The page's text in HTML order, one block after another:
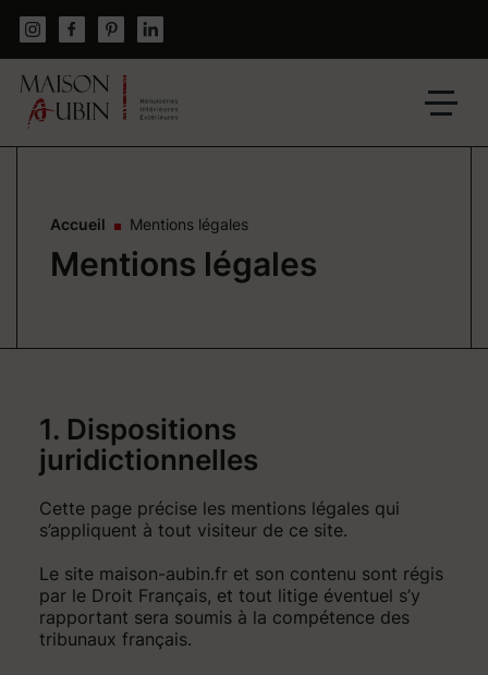
content
Un
Accueil Mentions légales
Mentions légales
1. Dispositions
juridictionnelles
Cette page précise les mentions légales qui
s’appliquent à tout visiteur de ce site.
Le site maison-aubin.fr et son contenu sont régis
par le Droit Français, et tout litige éventuel s’y
rapportant sera soumis à la compétence des
tribunaux français.